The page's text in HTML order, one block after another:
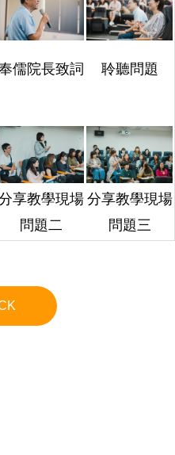
儒院長致詞 聆聽問題
享教學現場
問題二
分享教學現場
問題三